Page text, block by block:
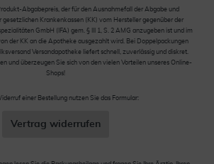
Abgabepreis, der für den Ausnahmefall der Abgabe und
gesetzlichen Krankenkassen (KK) vom Hersteller gegenüber der
GmbH (IFA) gem. § III 1, S. 2 AMG anzugeben ist und im
der KK an die Apotheke ausgezahlt wird. Bei Doppelpackungen
Versandapotheke liefert schnell, zuverlässig und diskret.
und überzeugen Sie sich von den vielen Vorteilen unseres Online-
Shops!
einer Bestellung nutzen Sie das Formular:
Vertrag widerrufen